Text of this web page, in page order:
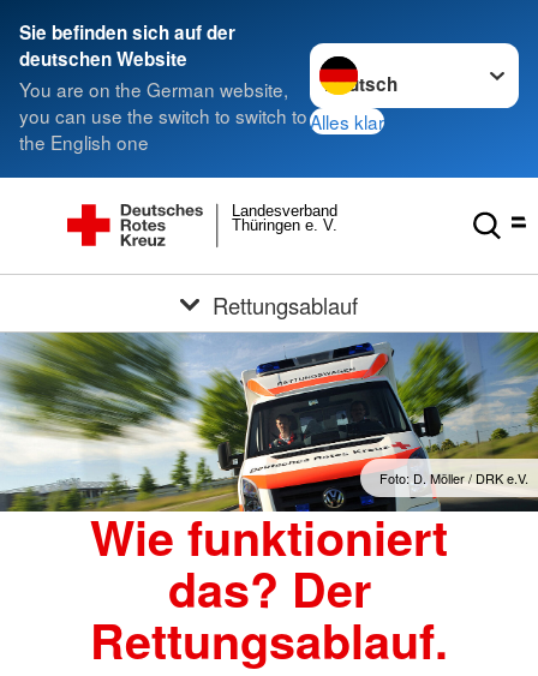
Sie befinden sich auf der
deutschen Website
You are on the German website,
you can use the switch to switch to
the English one
Sprache wechseln zu
Alles klar
Thüringen e. V.
Landesverband
Rettungsablauf
Foto: D. Möller / DRK e.V.
Wie funktioniert
das? Der
Rettungsablauf.